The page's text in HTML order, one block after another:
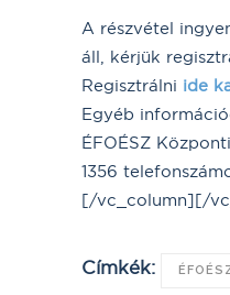
A részvétel
áll, kérjük
Regisztrálni ide
Egyéb
ÉFOÉSZ
1356
[/vc_column][/
Címkék: